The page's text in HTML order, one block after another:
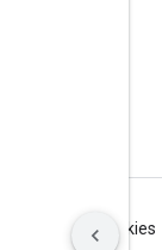
Manage cookies